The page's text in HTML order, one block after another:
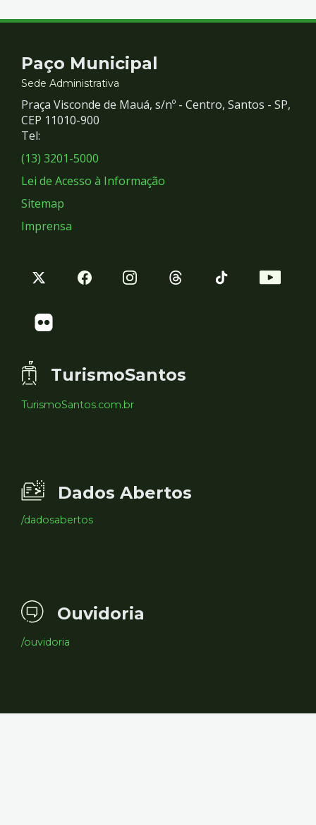
Contato
e
Redes
Sociais
Paço Municipal
Sede Administrativa
Praça Visconde de Mauá, s/nº - Centro, Santos - SP,
CEP 11010-900
Tel:
(13) 3201-5000
Lei de Acesso à Informação
Sitemap
Imprensa
TurismoSantos
TurismoSantos.com.br
Dados Abertos
/dadosabertos
Ouvidoria
/ouvidoria